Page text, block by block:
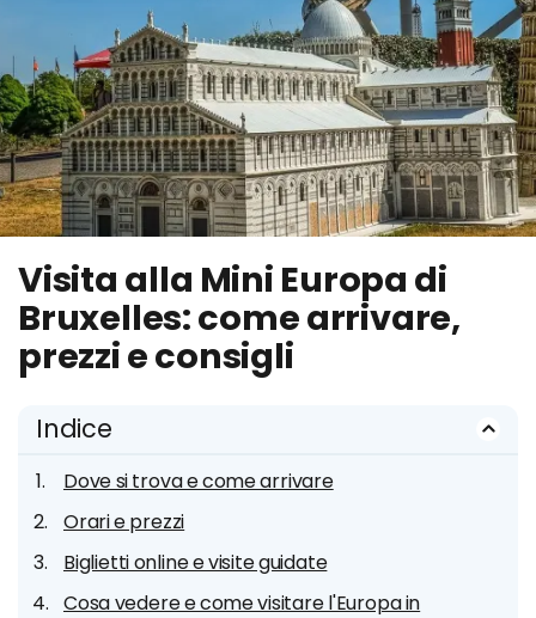
Visita alla Mini Europa di
Bruxelles: come arrivare,
prezzi e consigli
Indice
Dove si trova e come arrivare
Orari e prezzi
Biglietti online e visite guidate
Cosa vedere e come visitare l'Europa in